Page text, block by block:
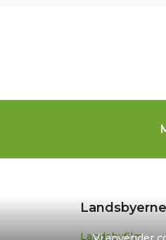
Landsbyerne
Landsbyfilm